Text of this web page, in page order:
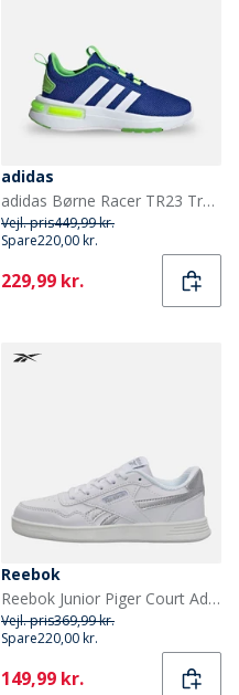
adidas
adidas Børne Racer TR23 Træningssko Royal Blue/Footwear White/Lucid Lime
Vejl. pris449,99 kr.
Spare220,00 kr.
Current
229,99 kr.
Reebok
Reebok Junior Piger Court Advance Træningssko Hvid/Hvid/Silver Metallic
Vejl. pris369,99 kr.
Spare220,00 kr.
Current
149,99 kr.